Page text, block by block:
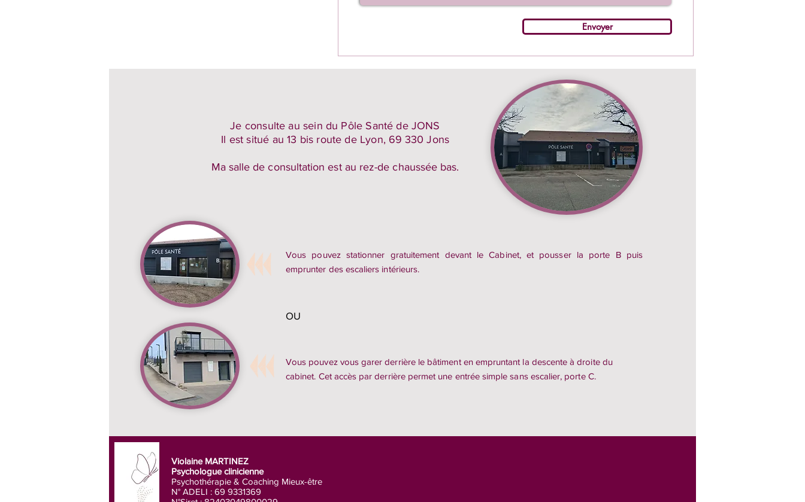
Envoyer
Je consulte au sein du Pôle Santé de JONS
Il est situé au 13 bis route de Lyon,69 330 Jons
Ma salle de consultation est au rez-de chaussée bas.
Vous pouvez stationner gratuitement devant le Cabinet, et pousser la porte B puis
emprunter des escaliers intérieurs.
OU
Vous pouvez vous garer derrière le bâtiment en empruntant la descente à droite du
cabinet. Cet accès par derrière permet une entrée simple sans escalier, porte C.
Violaine MARTINEZ
Psychologue clinicienne
Psychothérapie & Coaching Mieux-être
N° ADELI : 69 9331369